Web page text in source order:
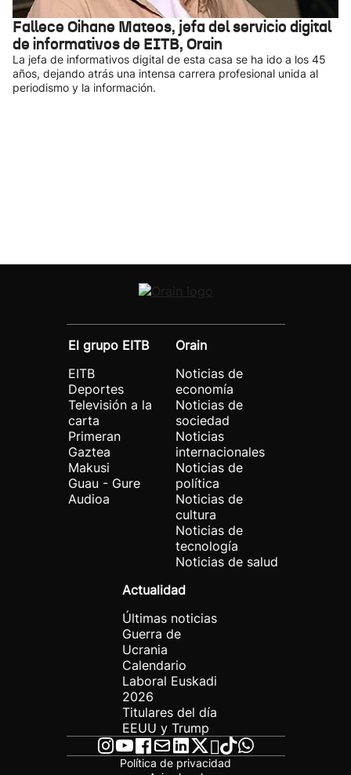
Fallece Oihane Mateos, jefa del servicio digital
de informativos de EITB, Orain
La jefa de informativos digital de esta casa se ha ido a los 45
años, dejando atrás una intensa carrera profesional unida al
periodismo y la información.
El grupo EITB
EITB
Deportes
Televisión a la
carta
Primeran
Gaztea
Makusi
Guau - Gure
Audioa
Orain
Noticias de
economía
Noticias de
sociedad
Noticias
internacionales
Noticias de
política
Noticias de
cultura
Noticias de
tecnología
Noticias de salud
Actualidad
Últimas noticias
Guerra de
Ucrania
Calendario
Laboral Euskadi
2026
Titulares del día
EEUU y Trump
Política de privacidad